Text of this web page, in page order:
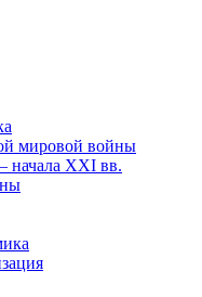
мировой войны
начала XXI вв.